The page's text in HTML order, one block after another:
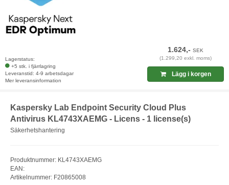
Lagerstatus:
+5 stk. i fjärrlagring
Leveranstid: 4-9 arbetsdagar
Mer leveransinformation
1.624,-SEK
(1.299,20 exkl. moms)
Lägg i korgen
Kaspersky Lab Endpoint Security Cloud Plus
Antivirus KL4743XAEMG - Licens - 1 license(s)
Säkerhetshantering
Produktnummer: KL4743XAEMG
EAN:
Artikelnummer: F20865008